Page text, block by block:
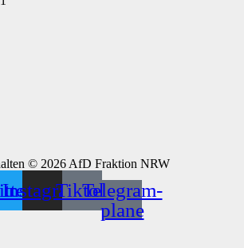
© 2026 AfD Fraktion NRW
InstagramTiktokTelegram-
plane